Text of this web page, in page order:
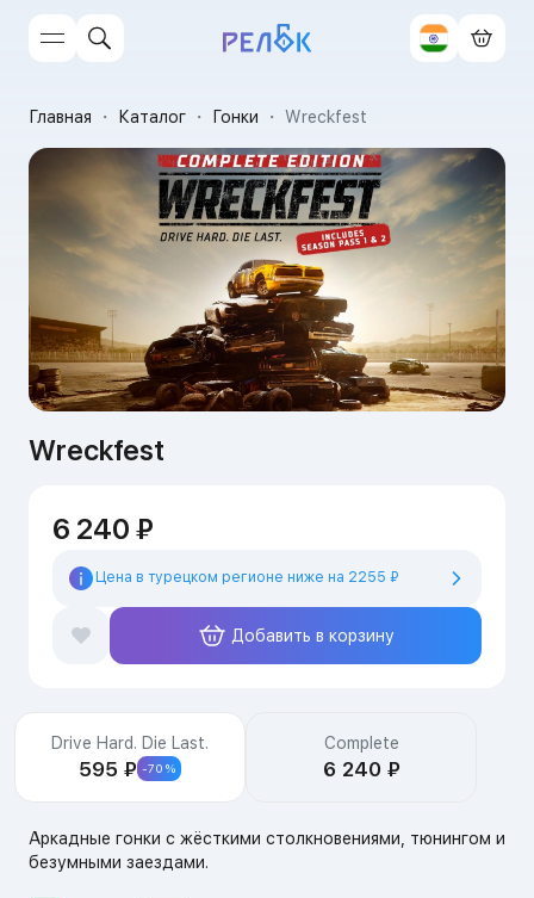
Главная ・ Каталог ・ Гонки ・ Wreckfest
Wreckfest
Аркадные гонки с жёсткими столкновениями, тюнингом и
безумными заездами.
6 240 ₽
Цена в турецком регионе ниже на 2255 ₽
Добавить в корзину
Drive Hard. Die Last.
595 ₽ -70%
Complete
6 240 ₽